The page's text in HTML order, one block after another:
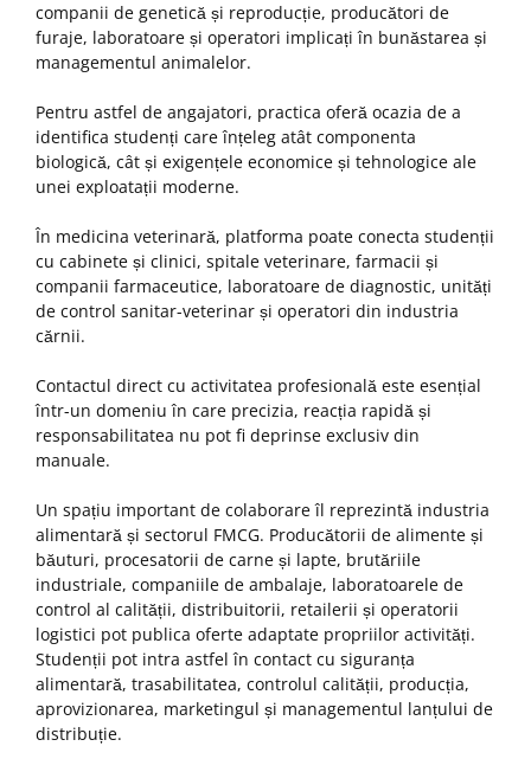
companii de genetică și reproducție, producători de
furaje, laboratoare și operatori implicați în bunăstarea și
managementul animalelor.
Pentru astfel de angajatori, practica oferă ocazia de a
identifica studenți care înțeleg atât componenta
biologică, cât și exigențele economice și tehnologice ale
unei exploatații moderne.
În medicina veterinară, platforma poate conecta studenții
cu cabinete și clinici, spitale veterinare, farmacii și
companii farmaceutice, laboratoare de diagnostic, unități
de control sanitar-veterinar și operatori din industria
cărnii.
Contactul direct cu activitatea profesională este esențial
într-un domeniu în care precizia, reacția rapidă și
responsabilitatea nu pot fi deprinse exclusiv din
manuale.
Un spațiu important de colaborare îl reprezintă industria
alimentară și sectorul FMCG. Producătorii de alimente și
băuturi, procesatorii de carne și lapte, brutăriile
industriale, companiile de ambalaje, laboratoarele de
control al calității, distribuitorii, retailerii și operatorii
logistici pot publica oferte adaptate propriilor activități.
Studenții pot intra astfel în contact cu siguranța
alimentară, trasabilitatea, controlul calității, producția,
aprovizionarea, marketingul și managementul lanțului de
distribuție.